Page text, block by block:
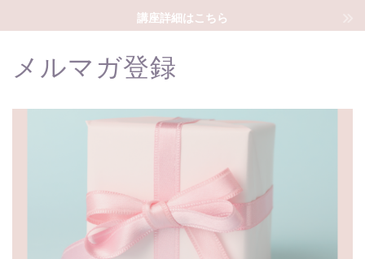
講座詳細はこちら
メルマガ登録